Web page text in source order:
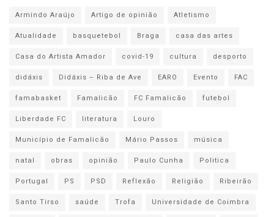
Armindo Araújo Artigo de opinião
Atletismo
Atualidade
basquetebol Braga
casa das artes
Casa do Artista Amador
covid-19 cultura
desporto
didáxis
Didáxis – Riba de Ave EARO Evento
FAC
famabasket
Famalicão FC Famalicão
futebol
Liberdade FC
literatura
Louro
Município de Famalicão
Mário Passos
música
natal
obras opinião Paulo Cunha
Politica
Portugal
PS PSD Reflexão Religião
Ribeirão
Santo Tirso
saúde Trofa
Universidade de Coimbra